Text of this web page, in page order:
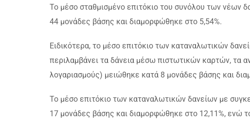
Το μέσο σταθμισμένο επιτόκιο του συνόλου των νέων
44 μονάδες βάσης και διαμορφώθηκε στο 5,54%.
Ειδικότερα, το μέσο επιτόκιο των καταναλωτικών
περιλαμβάνει τα δάνεια μέσω πιστωτικών καρτών, τα
λογαριασμούς) μειώθηκε κατά 8 μονάδες βάσης και
Το μέσο επιτόκιο των καταναλωτικών δανείων με
17 μονάδες βάσης και διαμορφώθηκε στο 12,11%, ενώ